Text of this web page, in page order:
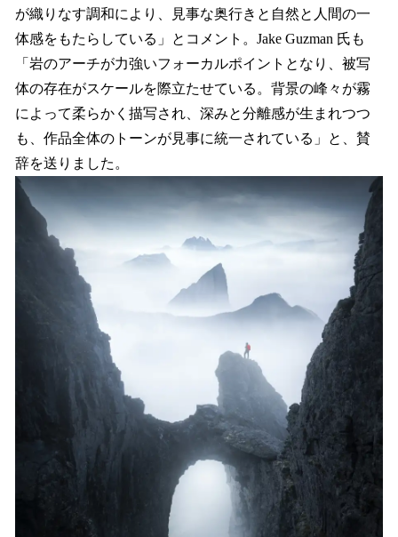
が織りなす調和により、見事な奥行きと自然と人間の一
体感をもたらしている」とコメント。Jake Guzman 氏も
「岩のアーチが力強いフォーカルポイントとなり、被写
体の存在がスケールを際立たせている。背景の峰々が霧
によって柔らかく描写され、深みと分離感が生まれつつ
も、作品全体のトーンが見事に統一されている」と、賛
辞を送りました。